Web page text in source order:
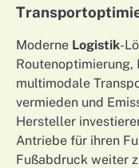
Moderne Logistik-
Routenoptimierung,
multimodale
vermieden und
Hersteller
Antriebe für ihren
Fußabdruck weiter